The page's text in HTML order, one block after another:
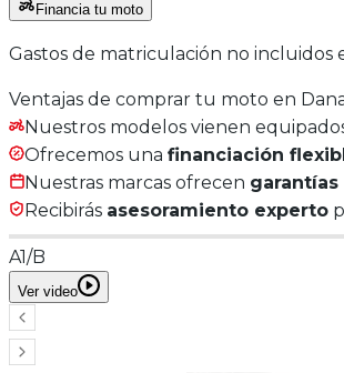
Financia tu moto
Gastos de matriculación no incluidos
Ventajas de comprar tu moto en
Nuestros modelos vienen
Ofrecemos una financiación
Nuestras marcas ofrecen
Recibirás asesoramiento experto
A1/B
Ver video